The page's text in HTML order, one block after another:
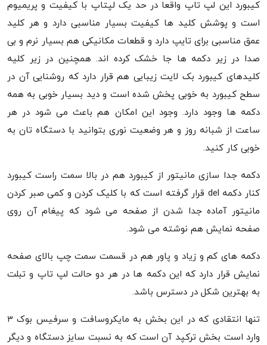
کیبورد این لپ تاپ واقعا در حد یک لپتاپ با کیفیت و پریمیوم
است و پوشش کلید ها کیفیت بسیار مناسبی دارد و هر کلید
عمق مناسبی برای تایپ دارد و قطعات مکانیکی هم بسیار نرم و بی
صدا در زیر دکمه ها جا خشک کرده اند. همچنین در زیر کلیه
کلیدهای کیبورد بک لایت زیبایی هم قرار دارد که روشنایی آن در
سطح کیبورد به خوبی پخش شده است و دید بسیار خوبی به همه
دکمه ها وجود دارد. وجود این امکان هم باعث می شود در هر
ساعت از شبانه روز و هر وضعیت نوری بتوانید با دستگاه تان به
خوبی کار کنید.
دکمه جدا سازی مانیتور از کیبورد هم در بالا سمت راست کیبورد
کنار دکمه del قرار گرفته است که با کلیک کردن و کمی صبر کردن
مانیتور آماده جدا شدن از صفحه می شود که پیغام آن روی
صفحه نمایش هم نوشته می شود.
دکمه های کم و زیاد و پاور هم در قسمت سمت چپ بالای صفحه
نمایش قرار دارد که این دکمه ها در هر دو حالت لپ تاپ و تبلت
به بهترین شکل در دسترس باشد.
تنها انتقادی که در این بخش به مایکروسافت و سرفیس بوک ۳
وارد است بخش ترکپد آن است که به نسبت سایز دستگاه و دیگر